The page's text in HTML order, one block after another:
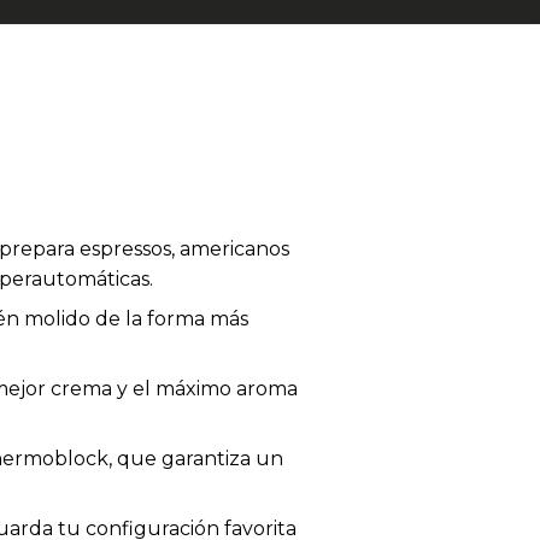
espressos, americanos
molido de la forma más
crema y el máximo aroma
que garantiza un
tu configuración favorita